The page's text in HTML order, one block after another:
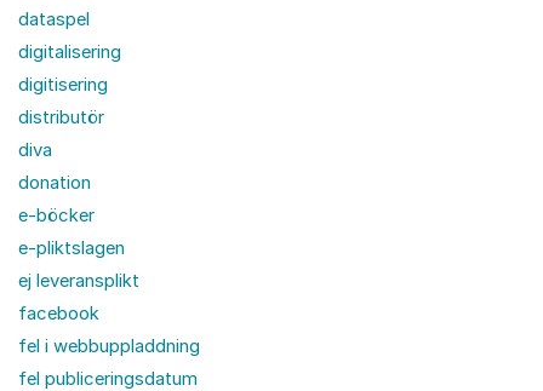
dataspel
digitalisering
digitisering
distributör
diva
donation
e-böcker
e-pliktslagen
ej leveransplikt
facebook
fel i webbuppladdning
fel publiceringsdatum